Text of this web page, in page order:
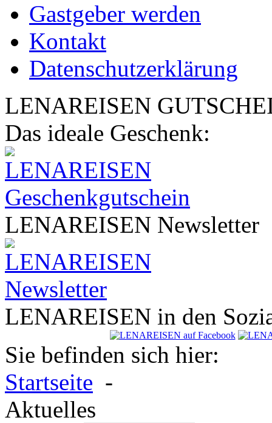
Gastgeber werden
Kontakt
Datenschutzerklärung
LENAREISEN
Das ideale Geschenk:
LENAREISEN Newsletter
LENAREISEN in den
Sie befinden sich hier:
Startseite -
Aktuelles